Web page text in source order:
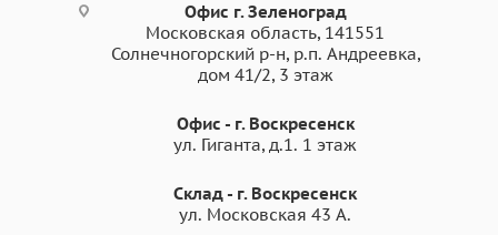
Офис г. Зеленоград
Московская область, 141551
Солнечногорский р-н, р.п. Андреевка,
дом 41/2, 3 этаж
Офис - г. Воскресенск
ул. Гиганта, д.1. 1 этаж
Склад - г. Воскресенск
ул. Московская 43 А.